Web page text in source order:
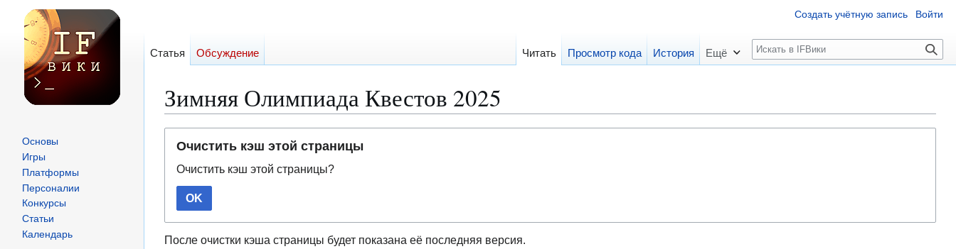
Зимняя Олимпиада Квестов 2025
навигации
поиску
Очистить кэш этой страницы
Очистить кэш этой страницы?
OK
После очистки кэша страницы будет показана её последняя версия.
Создать учётную запись Войти
Статья Обсуждение Читать Просмотр кода История Ещё
П
о
к
Основы
Игры
Платформы
Персоналии
Конкурсы
Статьи
Календарь